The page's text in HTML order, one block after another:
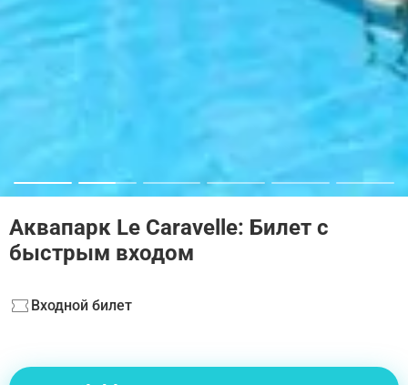
Аквапарк Le Caravelle: Билет с
быстрым входом
Входной билет